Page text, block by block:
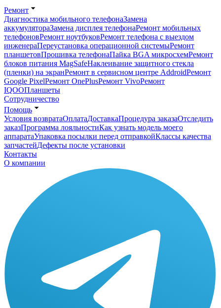
Ремонт
Диагностика мобильного телефонаЗамена
аккумулятораЗамена дисплея телефонаРемонт мобильных
телефоновРемонт ноутбуковРемонт телефона с выездом
инженераПереустановка операционной системыРемонт
планшетовПрошивка телефонаПайка BGA микросхемРемонт
блоков питания MagSafeНаклеивание защитного стекла
(пленки) на экранРемонт в сервисном центре AddroidРемонт
Google PixelРемонт OnePlusРемонт VivoРемонт
IQOOПланшеты
Сотрудничество
Помощь
Условия возвратаОплатаДоставкаПроцедура заказаОтследить
заказПрограмма лояльностиКак узнать модель моего
аппаратаУпаковка посылки перед отправкойКлассы качества
запчастейДефекты после установки
Контакты
О компании